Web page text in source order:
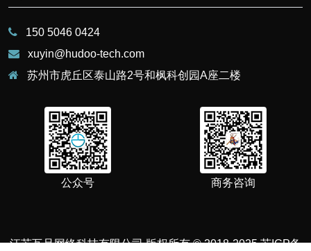
150 5046 0424
xuyin@hudoo-tech.com
苏州市虎丘区泰山路2号和枫科创园A座二楼
公众号 商务咨询
江苏互旦网络科技有限公司 版权所有 © 2018-2025苏ICP备